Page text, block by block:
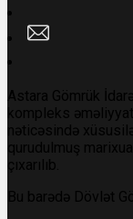
Astara Gömrük
kompleks
nəticəsində
qurudulmuş
çıxarılıb.
Bu barədə Dövlət